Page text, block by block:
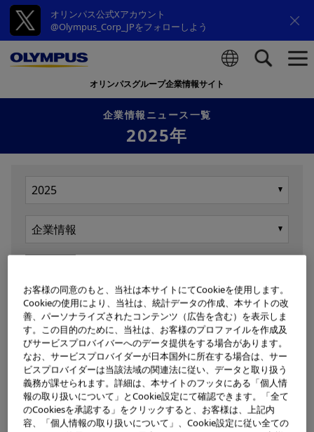
オリンパス公式Xアカウント
@Olympus_Corp_JPをフォローしよう
オリンパスグループ企業情報サイト
企業情報ニュース一覧
2025年
2025年12月15日 お知らせ
低侵襲手術で食道疾患を克服した社員の「True
to Life」ストーリーを公開
2025年12月15日 ニュース
お客様の同意のもと、当社は本サイトにてCookieを使用します。
Cookieの使用により、当社は、統計データの作成、本サイトの改
善、パーソナライズされたコンテンツ（広告を含む）を表示しま
す。この目的のために、当社は、お客様のプロファイルを作成及
びサービスプロバイバーへのデータ提供をする場合があります。
なお、サービスプロバイダーが日本国外に所在する場合は、サー
ビスプロバイダーは当該法域の関連法に従い、データと取り扱う
義務が課せられます。詳細は、本サイトのフッタにある「個人情
報の取り扱いについて」とCookie設定にて確認できます。「全て
のCookiesを承認する」をクリックすると、お客様は、上記内
容、「個人情報の取り扱いについて」、Cookie設定に従い全ての